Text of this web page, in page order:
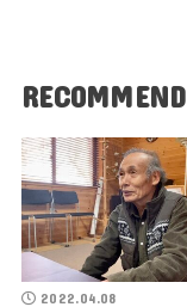
RECOMMEND
2022.04.08